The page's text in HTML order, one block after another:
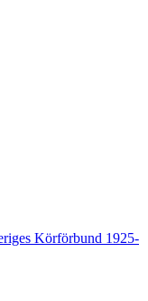
Körförbund 1925-